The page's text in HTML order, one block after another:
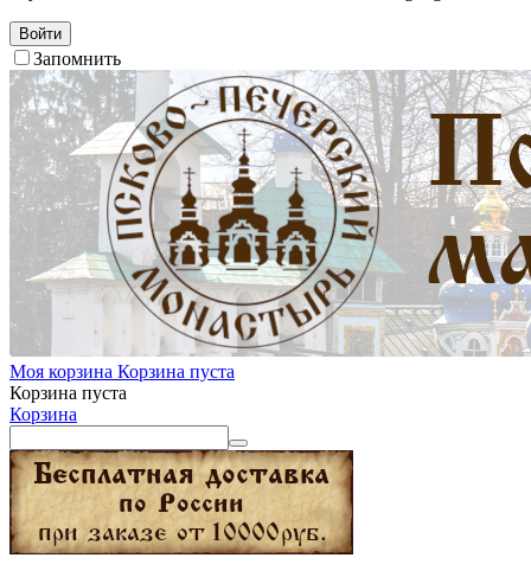
Войти
Запомнить
Моя корзина Корзина пуста
Корзина пуста
Корзина